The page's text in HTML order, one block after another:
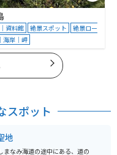
資料館 絶景スポット
絶景ロー
海岸｜岬
スポット
地
まなみ海道の途中にある、道の